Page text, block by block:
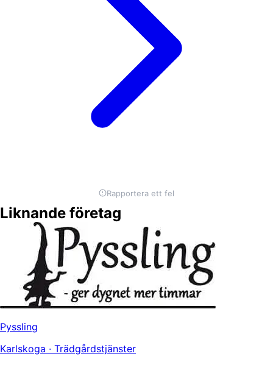
Rapportera ett fel
Liknande företag
Pyssling
Karlskoga · Trädgårdstjänster